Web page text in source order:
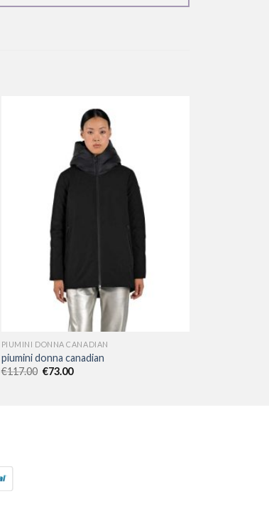
PIUMINI DONNA CANADIAN
piumini donna canadian
€117.00 €73.00